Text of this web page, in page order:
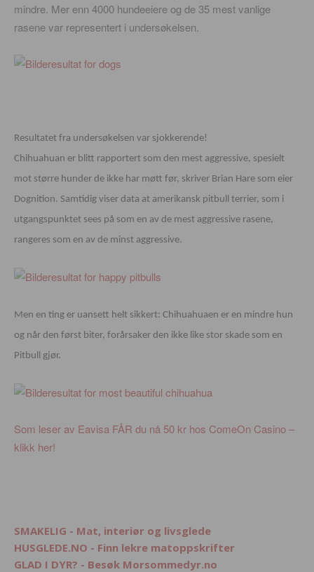
mindre. Mer enn 4000 hundeeiere og de 35 mest vanlige
rasene var representert i undersøkelsen.
Resultatet fra undersøkelsen var sjokkerende!
Chihuahuan er blitt rapportert som den mest aggressive, spesielt
mot større hunder de ikke har møtt før, skriver Brian Hare som eier
Dognition. Samtidig viser data at amerikansk pitbull terrier, som i
utgangspunktet sees på som en av de mest aggressive rasene,
rangeres som en av de minst aggressive.
Men en ting er uansett helt sikkert: Chihuahuaen er en mindre hun
og når den først biter, forårsaker den ikke like stor skade som en
Pitbull gjør.
Som leser av Eavisa FÅR du nå 50 kr hos ComeOn Casino –
klikk her!
SMAKELIG - Mat, interiør og livsglede
HUSGLEDE.NO - Finn lekre matoppskrifter
GLAD I DYR? - Besøk Morsommedyr.no